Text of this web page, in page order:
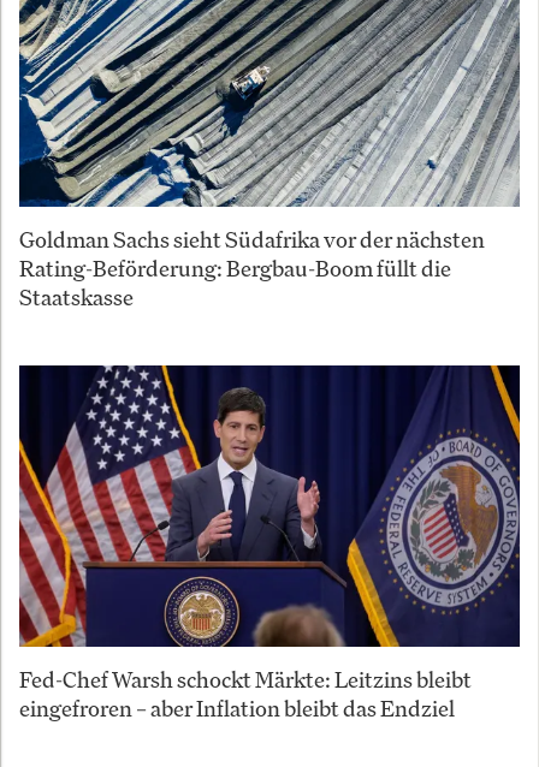
Goldman Sachs sieht Südafrika vor der nächsten
Rating-Beförderung: Bergbau-Boom füllt die
Staatskasse
Fed-Chef Warsh schockt Märkte: Leitzins bleibt
eingefroren – aber Inflation bleibt das Endziel